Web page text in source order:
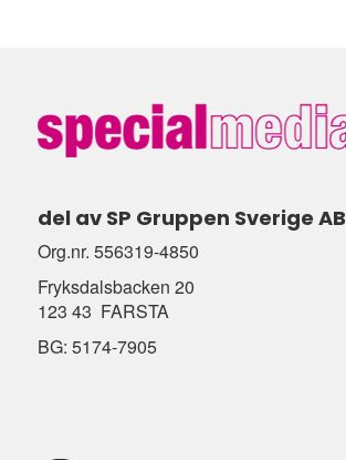
del av SP Gruppen Sverige AB
Org.nr. 556319-4850
Fryksdalsbacken 20
123 43 FARSTA
BG: 5174-7905